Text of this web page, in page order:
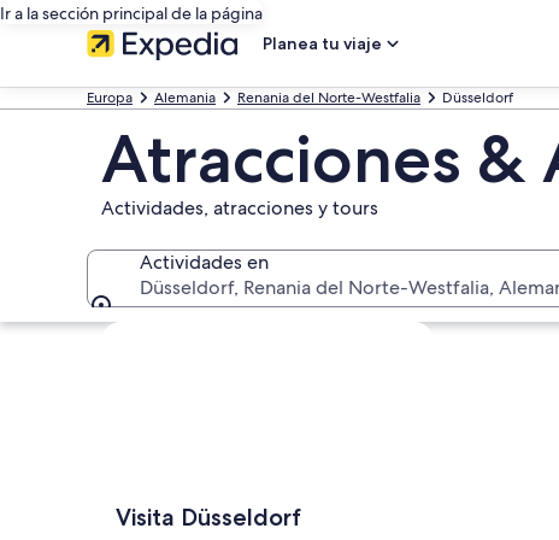
Ir a la sección principal de la página
Planea tu viaje
Europa Alemania Renania del Norte-Westfalia Düsseldorf
Atracciones &
Actividades, atracciones y tours
Actividades en
Düsseldorf, Renania del Norte-Westfalia,
Explorar mapa
Visita Düsseldorf